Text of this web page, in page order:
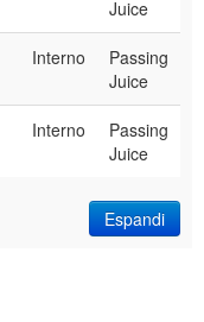
Juice
Interno
Passing
Juice
Interno
Passing
Juice
Espandi